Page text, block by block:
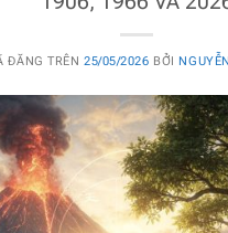
ĐĂNG TRÊN 25/05/2026 BỞI